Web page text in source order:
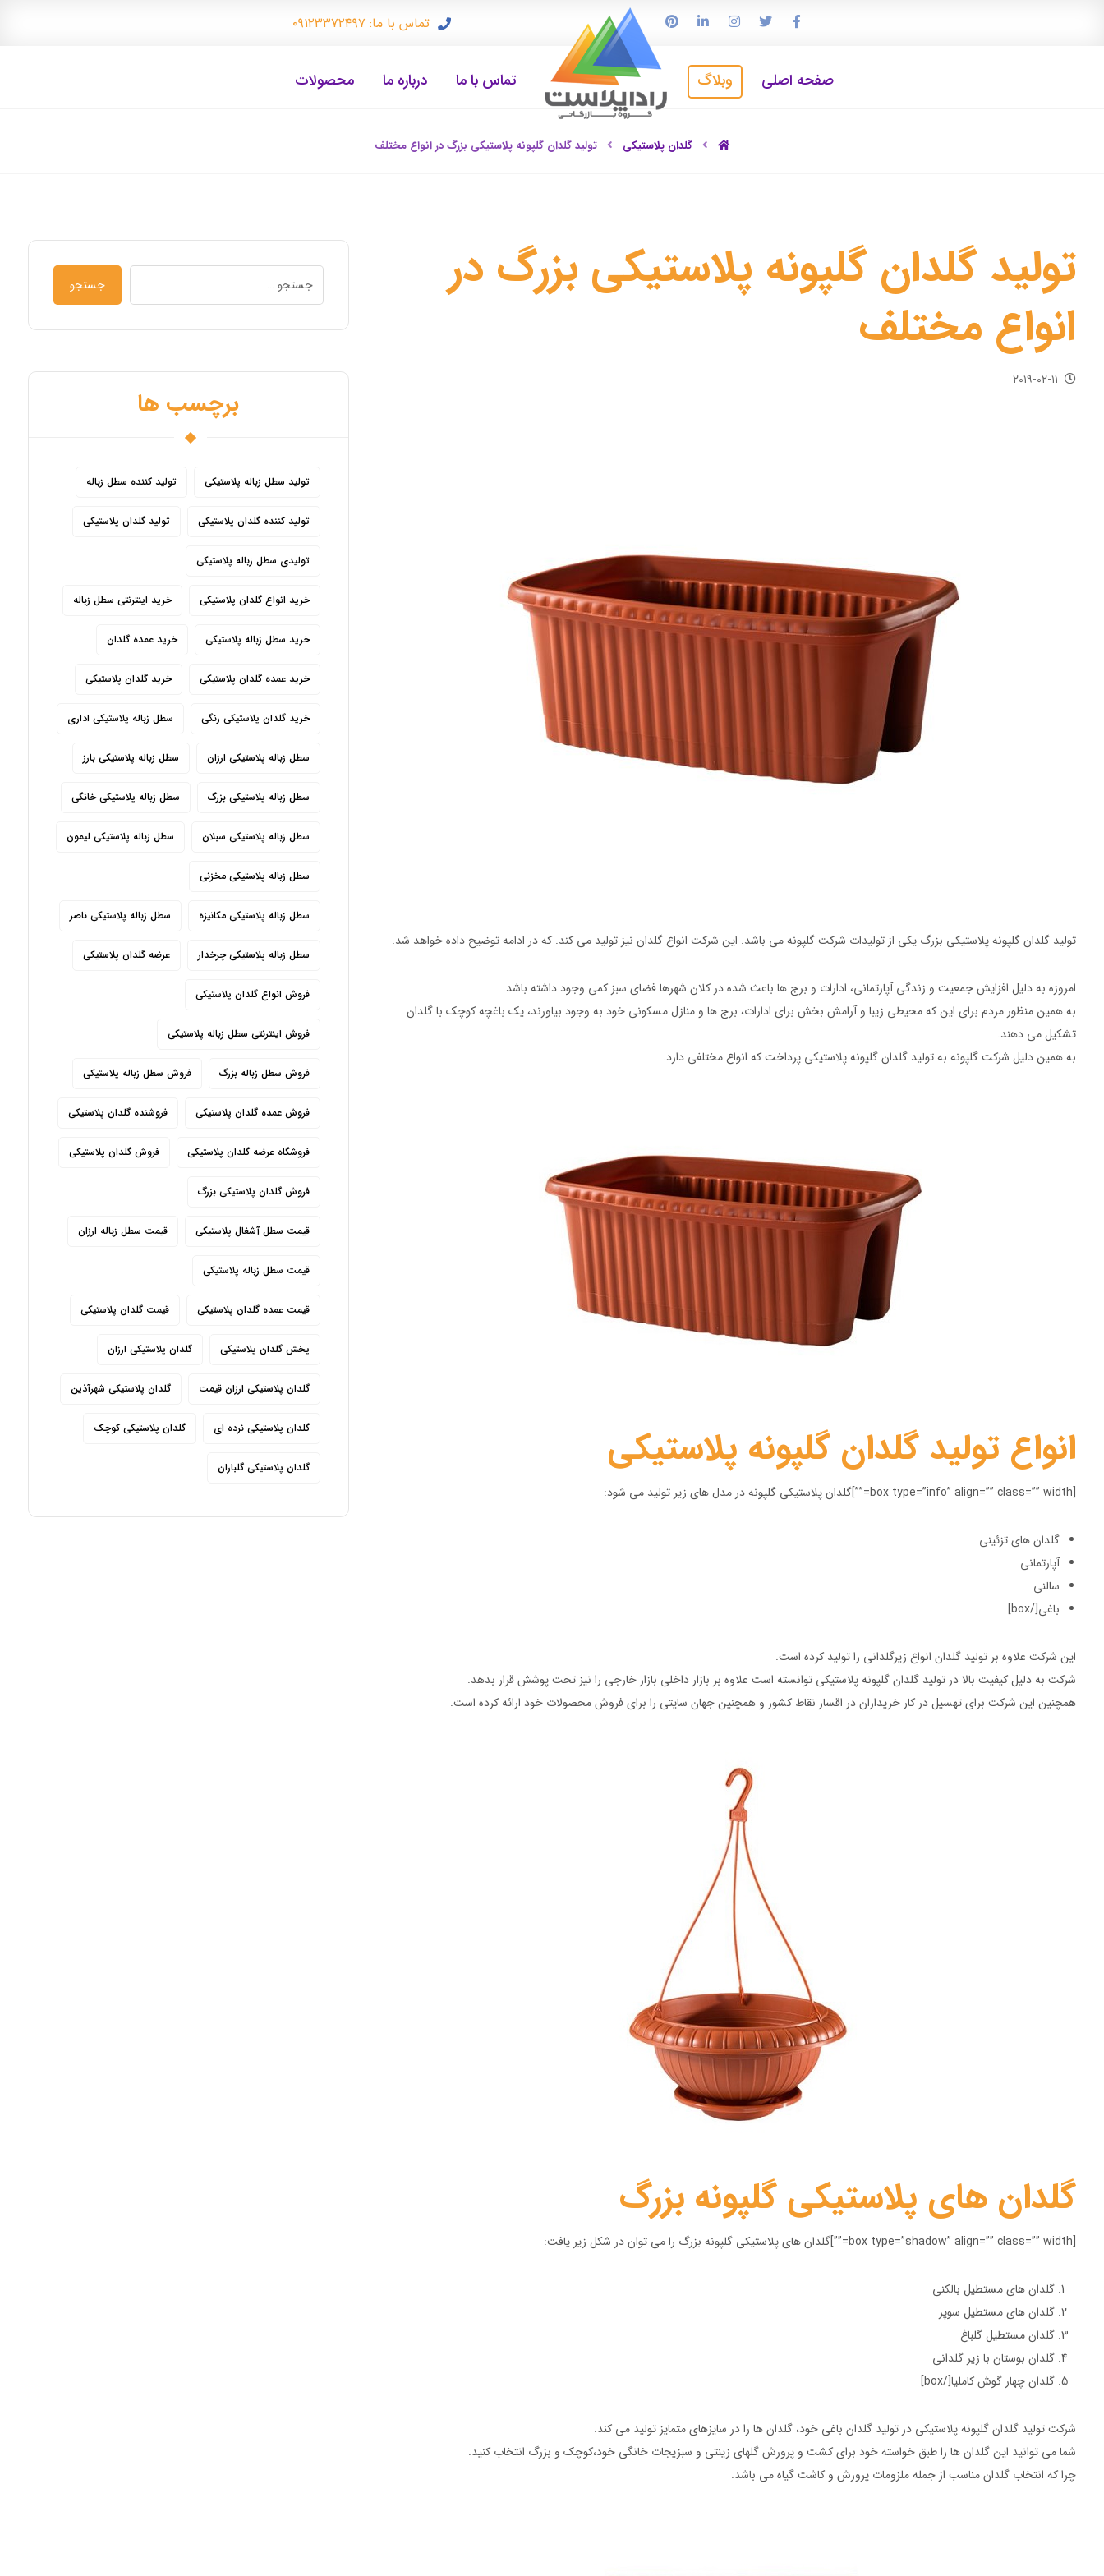
تماس با ما: ۰۹۱۲۳۳۷۲۴۹۷
تماس با ما درباره ما محصولات صفحه اصلی وبلاگ
گلدان پلاستیکی تولید گلدان گلپونه پلاستیکی بزرگ در انواع مختلف
تولید گلدان گلپونه پلاستیکی بزرگ در
انواع مختلف
۲۰۱۹-۰۲-۱۱
تولید گلدان گلپونه پلاستیکی بزرگ یکی از تولیدات شرکت گلپونه می باشد. این شرکت انواع گلدان نیز تولید می کند. که در ادامه توضیح داده خواهد شد.
امروزه به دلیل افزایش جمعیت و زندگی آپارتمانی، ادارات و برج ها باعث شده در کلان شهرها فضای سبز کمی وجود داشته باشد.
به همین منظور مردم برای این که محیطی زیبا و آرامش بخش برای ادارات، برج ها و منازل مسکونی خود به وجود بیاورند، یک باغچه کوچک با گلدان
تشکیل می دهند.
به همین دلیل شرکت گلپونه به تولید گلدان گلپونه پلاستیکی پرداخت که انواع مختلفی دارد.
انواع تولید گلدان گلپونه پلاستیکی
[box type=”info” align=”” class=”” width=””]گلدان پلاستیکی گلپونه در مدل های زیر تولید می شود:
گلدان های تزئینی
آپارتمانی
سالنی
باغی[/box]
این شرکت علاوه بر تولید گلدان انواع زیرگلدانی را تولید کرده است.
شرکت به دلیل کیفیت بالا در تولید گلدان گلپونه پلاستیکی توانسته است علاوه بر بازار داخلی بازار خارجی را نیز تحت پوشش قرار بدهد.
همچنین این شرکت برای تهسیل در کار خریداران در اقسار نقاط کشور و همچنین جهان سایتی را برای فروش محصولات خود ارائه کرده است.
گلدان های پلاستیکی گلپونه بزرگ
[box type=”shadow” align=”” class=”” width=””]گلدان های پلاستیکی گلپونه بزرگ را می توان در شکل زیر یافت:
گلدان های مستطیل بالکنی
گلدان های مستطیل سوپر
گلدان مستطیل گلباغ
گلدان بوستان با زیر گلدانی
گلدان چهار گوش کاملیا[/box]
شرکت تولید گلدان گلپونه پلاستیکی در تولید گلدان باغی خود، گلدان ها را در سایزهای متمایز تولید می کند.
شما می توانید این گلدان ها را طبق خواسته خود برای کشت و پرورش گلهای زینتی و سبزیجات خانگی خود،کوچک و بزرگ انتخاب کنید.
چرا که انتخاب گلدان مناسب از جمله ملزومات پرورش و کاشت گیاه می باشد.
جستجو
برچسب ها
تولید سطل زباله پلاستیکی تولید کننده سطل زباله
تولید کننده گلدان پلاستیکی تولید گلدان پلاستیکی
تولیدی سطل زباله پلاستیکی
خرید انواع گلدان پلاستیکی خرید اینترنتی سطل زباله
خرید سطل زباله پلاستیکی خرید عمده گلدان
خرید عمده گلدان پلاستیکی خرید گلدان پلاستیکی
خرید گلدان پلاستیکی رنگی سطل زباله پلاستیکی اداری
سطل زباله پلاستیکی ارزان سطل زباله پلاستیکی بارز
سطل زباله پلاستیکی بزرگ سطل زباله پلاستیکی خانگی
سطل زباله پلاستیکی سبلان سطل زباله پلاستیکی لیمون
سطل زباله پلاستیکی مخزنی
سطل زباله پلاستیکی مکانیزه سطل زباله پلاستیکی ناصر
سطل زباله پلاستیکی چرخدار عرضه گلدان پلاستیکی
فروش انواع گلدان پلاستیکی
فروش اینترنتی سطل زباله پلاستیکی
فروش سطل زباله بزرگ فروش سطل زباله پلاستیکی
فروش عمده گلدان پلاستیکی فروشنده گلدان پلاستیکی
فروشگاه عرضه گلدان پلاستیکی فروش گلدان پلاستیکی
فروش گلدان پلاستیکی بزرگ
قیمت سطل آشغال پلاستیکی قیمت سطل زباله ارزان
قیمت سطل زباله پلاستیکی
قیمت عمده گلدان پلاستیکی قیمت گلدان پلاستیکی
پخش گلدان پلاستیکی گلدان پلاستیکی ارزان
گلدان پلاستیکی ارزان قیمت گلدان پلاستیکی شهرآذین
گلدان پلاستیکی نرده ای گلدان پلاستیکی کوچک
گلدان پلاستیکی گلباران